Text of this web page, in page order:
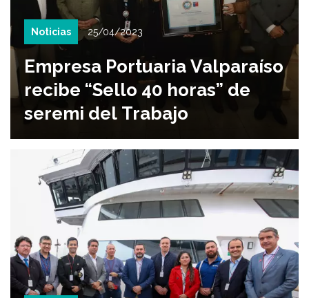
Noticias 25/04/2023
Empresa Portuaria Valparaíso
recibe “Sello 40 horas” de
seremi del Trabajo